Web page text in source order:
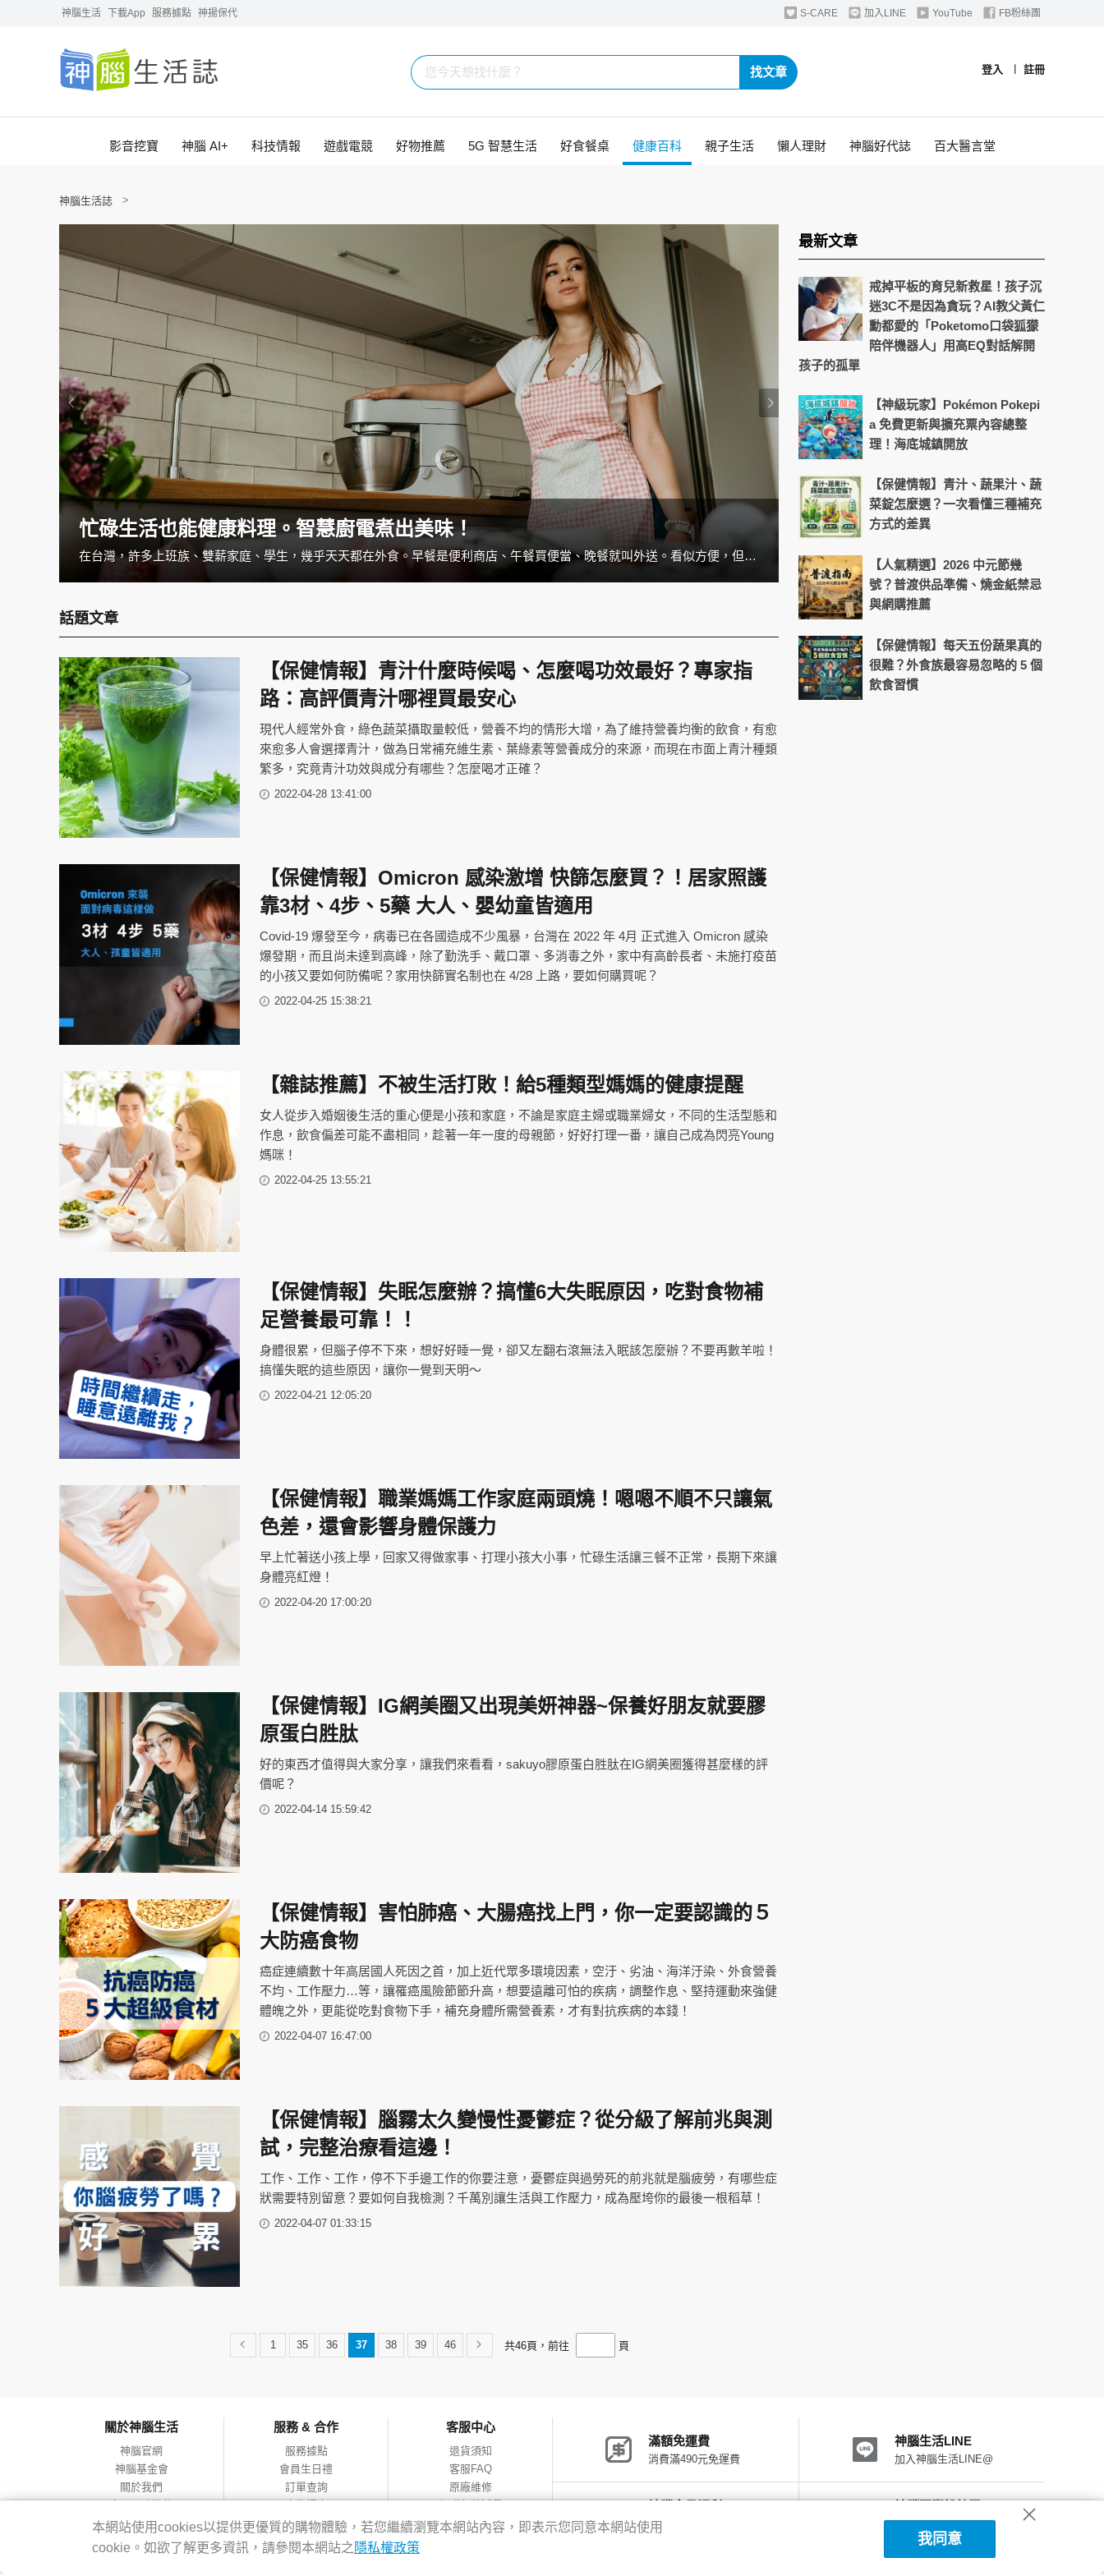
神腦生活 下載App 服務據點 神揚保代 S-CARE 加入LINE YouTube FB粉絲團
登入 註冊
找文章
影音挖寶 神腦 AI+ 科技情報 遊戲電競 好物推薦 5G 智慧生活 好食餐桌 健康百科 親子生活 懶人理財 神腦好代誌 百大醫言堂
神腦生活誌
忙碌生活也能健康料理。智慧廚電煮出美味！
在台灣，許多上班族、雙薪家庭、學生，幾乎天天都在外食。早餐是便利商店、午餐買便當、晚餐就叫外送。看似方便，但吃久了不是油膩過量、就是營養失衡，很多人都想吃得健康，但就是沒辦法。 其實根本問題不是「想不想煮」，而是 「煮飯耗時太長」。這也是為什麼近幾年廚房小家電愈來愈受到歡迎，因為它們能把「煮飯」變得更快速、簡單，甚至比外食還要方便。
天天盯螢幕好累？4招找回晶亮舒
話題文章
【保健情報】青汁什麼時候喝、怎麼喝功效最好？專家指
路：高評價青汁哪裡買最安心
現代人經常外食，綠色蔬菜攝取量較低，營養不均的情形大增，為了維持營養均衡的飲食，有愈
來愈多人會選擇青汁，做為日常補充維生素、葉綠素等營養成分的來源，而現在市面上青汁種類
繁多，究竟青汁功效與成分有哪些？怎麼喝才正確？
2022-04-28 13:41:00
【保健情報】Omicron 感染激增 快篩怎麼買？！居家照護
靠3材、4步、5藥 大人、嬰幼童皆適用
Covid-19 爆發至今，病毒已在各國造成不少風暴，台灣在 2022 年 4月 正式進入 Omicron 感染
爆發期，而且尚未達到高峰，除了勤洗手、戴口罩、多消毒之外，家中有高齡長者、未施打疫苗
的小孩又要如何防備呢？家用快篩實名制也在 4/28 上路，要如何購買呢？
2022-04-25 15:38:21
【雜誌推薦】不被生活打敗！給5種類型媽媽的健康提醒
女人從步入婚姻後生活的重心便是小孩和家庭，不論是家庭主婦或職業婦女，不同的生活型態和
作息，飲食偏差可能不盡相同，趁著一年一度的母親節，好好打理一番，讓自己成為閃亮Young
媽咪！
2022-04-25 13:55:21
【保健情報】失眠怎麼辦？搞懂6大失眠原因，吃對食物補
足營養最可靠！！
身體很累，但腦子停不下來，想好好睡一覺，卻又左翻右滾無法入眠該怎麼辦？不要再數羊啦！
搞懂失眠的這些原因，讓你一覺到天明～
2022-04-21 12:05:20
【保健情報】職業媽媽工作家庭兩頭燒！嗯嗯不順不只讓氣
色差，還會影響身體保護力
早上忙著送小孩上學，回家又得做家事、打理小孩大小事，忙碌生活讓三餐不正常，長期下來讓
身體亮紅燈！
2022-04-20 17:00:20
【保健情報】IG網美圈又出現美妍神器~保養好朋友就要膠
原蛋白胜肽
好的東西才值得與大家分享，讓我們來看看，sakuyo膠原蛋白胜肽在IG網美圈獲得甚麼樣的評
價呢？
2022-04-14 15:59:42
【保健情報】害怕肺癌、大腸癌找上門，你一定要認識的５
大防癌食物
癌症連續數十年高居國人死因之首，加上近代眾多環境因素，空汙、劣油、海洋汙染、外食營養
不均、工作壓力…等，讓罹癌風險節節升高，想要遠離可怕的疾病，調整作息、堅持運動來強健
體魄之外，更能從吃對食物下手，補充身體所需營養素，才有對抗疾病的本錢！
2022-04-07 16:47:00
【保健情報】腦霧太久變慢性憂鬱症？從分級了解前兆與測
試，完整治療看這邊！
工作、工作、工作，停不下手邊工作的你要注意，憂鬱症與過勞死的前兆就是腦疲勞，有哪些症
狀需要特別留意？要如何自我檢測？千萬別讓生活與工作壓力，成為壓垮你的最後一根稻草！
2022-04-07 01:33:15
1 35 36 37 38 39 46 共46頁，前往 頁
最新文章
戒掉平板的育兒新救星！孩子沉
迷3C不是因為貪玩？AI教父黃仁
勳都愛的「Poketomo口袋狐獴
陪伴機器人」用高EQ對話解開
孩子的孤單
【神級玩家】Pokémon Pokepi
a 免費更新與擴充票內容總整
理！海底城鎮開放
【保健情報】青汁、蔬果汁、蔬
菜錠怎麼選？一次看懂三種補充
方式的差異
【人氣精選】2026 中元節幾
號？普渡供品準備、燒金紙禁忌
與網購推薦
【保健情報】每天五份蔬果真的
很難？外食族最容易忽略的 5 個
飲食習慣
關於神腦生活
神腦官網
神腦基金會
關於我們
會員服務條款
隱私權政策
網站導覽
服務 & 合作
服務據點
會員生日禮
訂單查詢
合作提案
客服中心
退貨須知
客服FAQ
原廠維修
網購包裝減量
滿額免運費
消費滿490元免運費
神腦生活LINE
加入神腦生活LINE@
會員獨享優惠 加入FB粉絲團
本網站使用cookies以提供更優質的購物體驗，若您繼續瀏覽本網站內容，即表示您同意本網站使用
cookie。如欲了解更多資訊，請參閱本網站之 隱私權政策
我同意